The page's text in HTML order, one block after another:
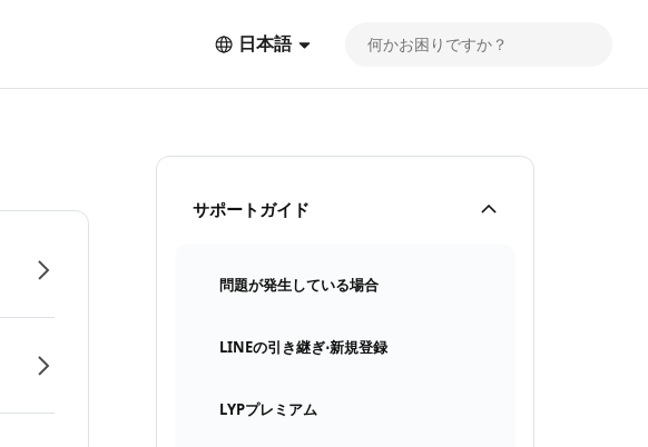
日本語
サポートガイド
問題が発生している場合
LINEの引き継ぎ⋅新規登録
LYPプレミアム